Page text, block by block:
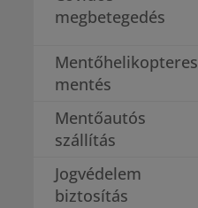
megbetegedés
Mentőhelikopteres
mentés
Mentőautós
szállítás
Jogvédelem
biztosítás